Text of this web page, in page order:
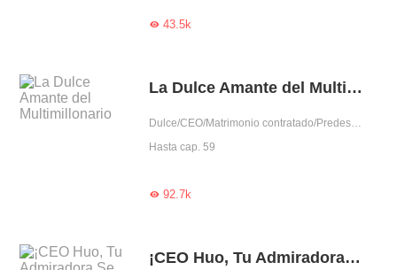
43.5k
La Dulce Amante del Multimillonario
Dulce/CEO/Matrimonio contratado/Predestinado/Aventura de una noche/Dominante
Hasta cap. 59
92.7k
¡CEO Huo, Tu Admiradora Se Descontrola!